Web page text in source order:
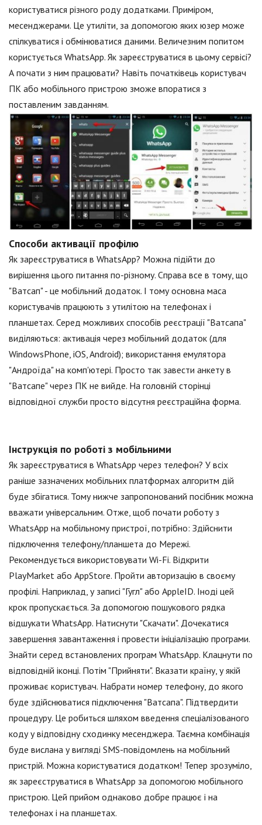
користуватися різного роду додатками. Приміром,
месенджерами. Це утиліти, за допомогою яких юзер може
спілкуватися і обмінюватися даними. Величезним попитом
користується WhatsApp. Як зареєструватися в цьому сервісі?
А почати з ним працювати? Навіть початківець користувач
ПК або мобільного пристрою зможе впоратися з
поставленим завданням.
Способи активації профілю
Як зареєструватися в WhatsApp? Можна підійти до
вирішення цього питання по-різному. Справа все в тому, що
"Ватсап" - це мобільний додаток. І тому основна маса
користувачів працюють з утилітою на телефонах і
планшетах. Серед можливих способів реєстрації "Ватсапа"
виділяються: активація через мобільний додаток (для
WindowsPhone, iOS, Android); використання емулятора
"Андроїда" на комп'ютері. Просто так завести анкету в
"Ватсапе" через ПК не вийде. На головній сторінці
відповідної служби просто відсутня реєстраційна форма.
Інструкція по роботі з мобільними
Як зареєструватися в WhatsApp через телефон? У всіх
раніше зазначених мобільних платформах алгоритм дій
буде збігатися. Тому нижче запропонований посібник можна
вважати універсальним. Отже, щоб почати роботу з
WhatsApp на мобільному пристрої, потрібно: Здійснити
підключення телефону/планшета до Мережі.
Рекомендується використовувати Wi-Fi. Відкрити
PlayMarket або AppStore. Пройти авторизацію в своєму
профілі. Наприклад, у записі "Гугл" або AppleID. Іноді цей
крок пропускається. За допомогою пошукового рядка
відшукати WhatsApp. Натиснути "Скачати". Дочекатися
завершення завантаження і провести ініціалізацію програми.
Знайти серед встановлених програм WhatsApp. Клацнути по
відповідній іконці. Потім "Прийняти". Вказати країну, у якій
проживає користувач. Набрати номер телефону, до якого
буде здійснюватися підключення "Ватсапа". Підтвердити
процедуру. Це робиться шляхом введення спеціалізованого
коду у відповідну сходинку месенджера. Таємна комбінація
буде вислана у вигляді SMS-повідомлень на мобільний
пристрій. Можна користуватися додатком! Тепер зрозуміло,
як зареєструватися в WhatsApp за допомогою мобільного
пристрою. Цей прийом однаково добре працює і на
телефонах і на планшетах.